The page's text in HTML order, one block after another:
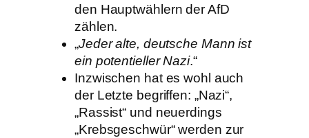
den Hauptwählern der AfD
zählen.
„Jeder alte, deutsche Mann ist
ein potentieller Nazi.“
Inzwischen hat es wohl auch
der Letzte begriffen: „Nazi“,
„Rassist“ und neuerdings
„Krebsgeschwür“ werden zur